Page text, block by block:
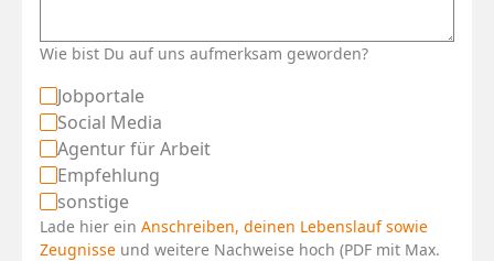
Wie bist Du auf uns aufmerksam geworden?
Jobportale
Social Media
Agentur für Arbeit
Empfehlung
sonstige
Lade hier ein Anschreiben, deinen Lebenslauf sowie
Zeugnisse und weitere Nachweise hoch (PDF mit Max.